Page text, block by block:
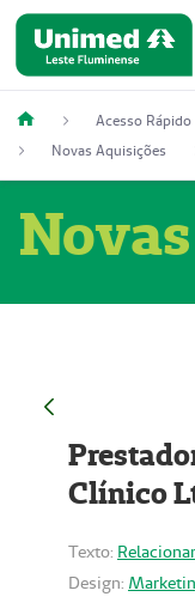
Acesso Rápido
Novas Aquisições
Clínico
Texto:
Design: